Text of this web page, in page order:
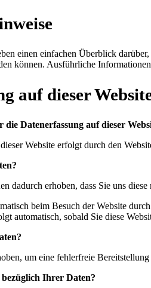
einen einfachen Überblick
können. Ausführliche
auf dieser
Datenerfassung auf dieser
Website erfolgt durch den
dadurch erhoben, dass Sie uns
beim Besuch der Website
automatisch, sobald Sie diese
um eine fehlerfreie
bezüglich Ihrer Daten?